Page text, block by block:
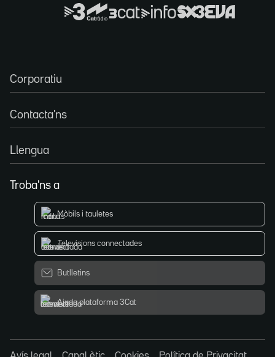
Corporatiu
Contacta'ns
Llengua
Troba'ns a
Mòbils i tauletes
Televisions connectades
Butlletins
Ajuda plataforma 3Cat